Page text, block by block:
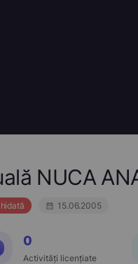
NUCA
15.06.2005
0
Activități licențiate